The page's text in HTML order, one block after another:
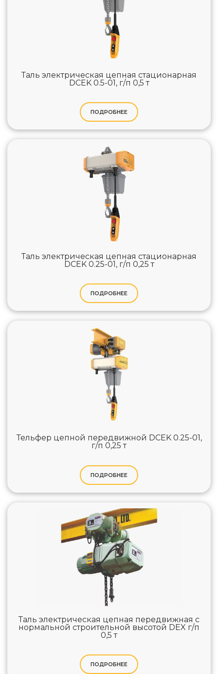
Таль электрическая цепная стационарная
DCEK 0.5-01, г/п 0,5 т
ПОДРОБНЕЕ
Таль электрическая цепная стационарная
DCEK 0.25-01, г/п 0,25 т
ПОДРОБНЕЕ
Тельфер цепной передвижной DCEK 0.25-01,
г/п 0,25 т
ПОДРОБНЕЕ
Таль электрическая цепная передвижная с
нормальной строительной высотой DEX г/п
0,5 т
ПОДРОБНЕЕ